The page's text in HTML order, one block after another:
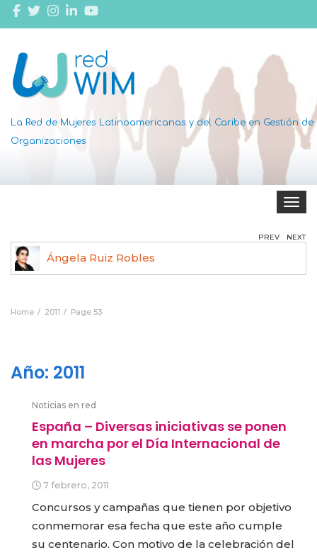
La Red de Mujeres Latinoamericanas y del Caribe en Gestión de
Organizaciones
Toggle
Ángela Ruiz Robles
PREV NEXT
Home 2011 Page 53
Año: 2011
Noticias en red
España – Diversas iniciativas se ponen
en marcha por el Día Internacional de
las Mujeres
7 febrero, 2011
Concursos y campañas que tienen por objetivo
conmemorar esa fecha que este año cumple
su centenario. Con motivo de la celebración del